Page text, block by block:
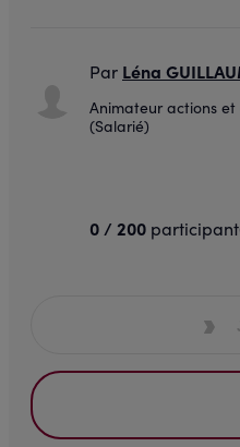
Par Léna
Animateur actions
(Salarié)
0 / 200